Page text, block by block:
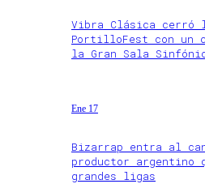
Vibra Clásica cerró
PortilloFest con un
la Gran Sala
Ene 17
Bizarrap entra al
productor argentino
grandes ligas